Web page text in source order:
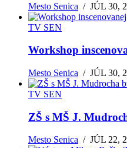
Mesto Senica /JÚL 30,
TV SEN
Workshop
Mesto Senica /JÚL 30,
TV SEN
ZŠ s MŠ J.
Mesto Senica /JÚL 22,